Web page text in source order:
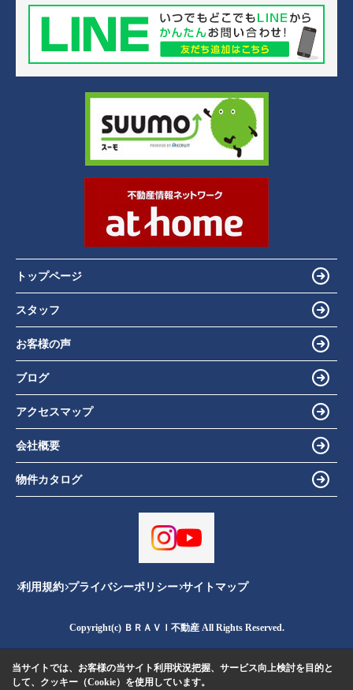
トップページ
スタッフ
お客様の声
ブログ
アクセスマップ
会社概要
物件カタログ
利用規約 プライバシーポリシー サイトマップ
Copyright(c) ＢＲＡＶＩ不動産 All Rights Reserved.
当サイトでは、お客様の当サイト利用状況把握、サービス向上検討を目的と
して、クッキー（Cookie）を使用しています。